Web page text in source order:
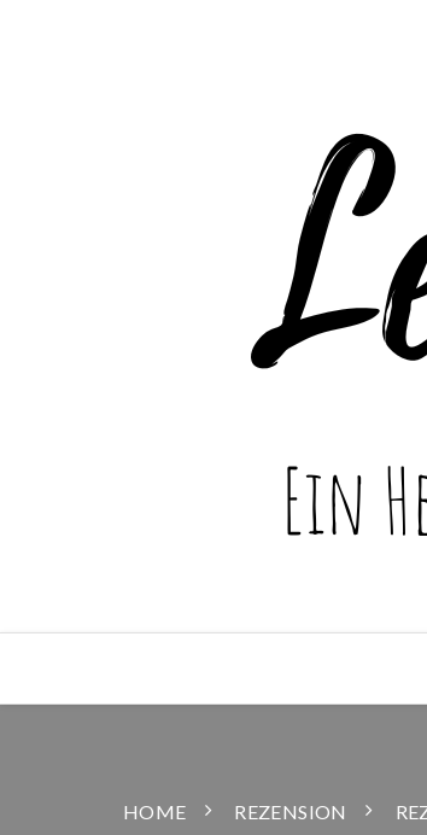
HOME REZENSION